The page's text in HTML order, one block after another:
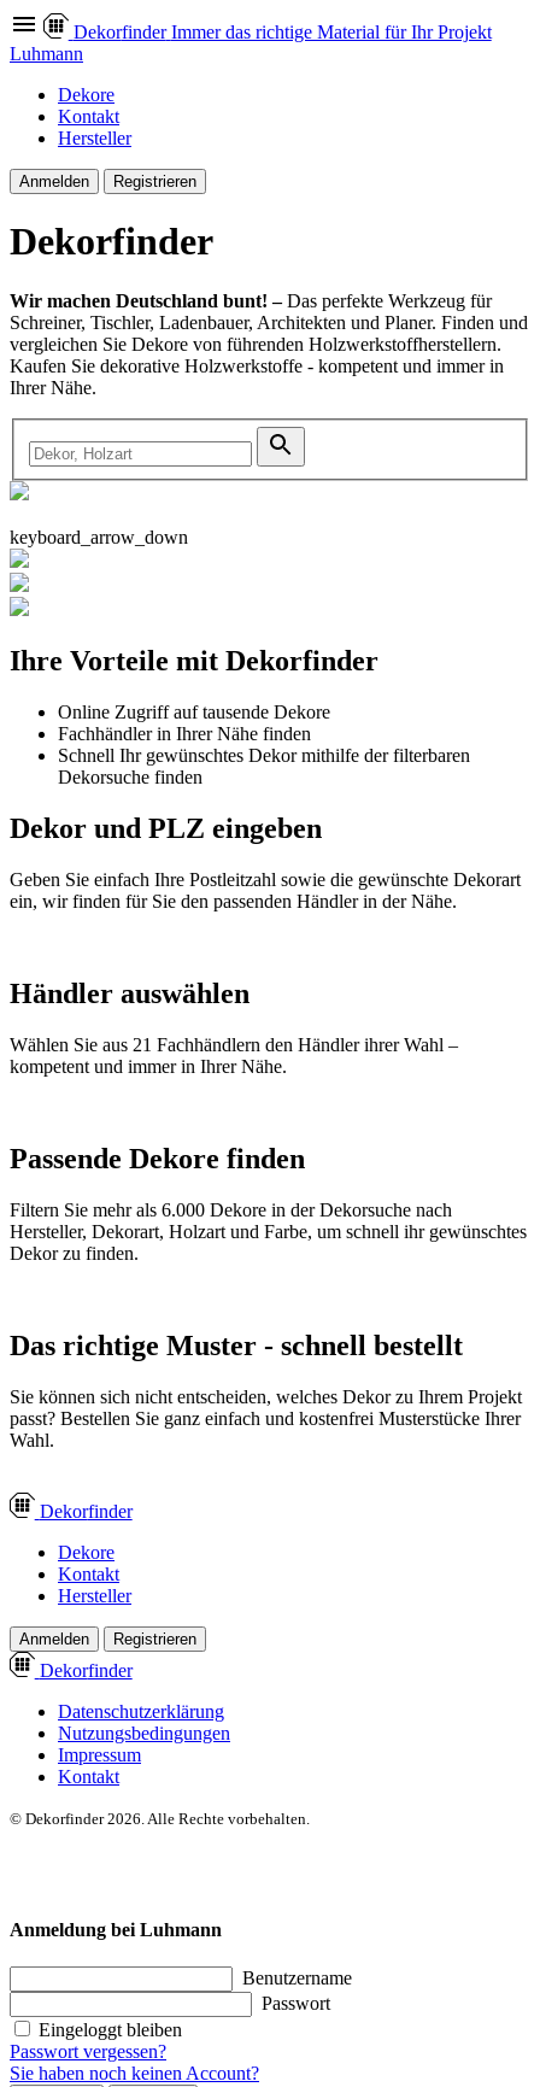
Dekorfinder Immer das richtige Material für Ihr Projekt
Luhmann
Dekore
Kontakt
Hersteller
Anmelden Registrieren
Dekorfinder
Wir machen Deutschland bunt! –Das perfekte Werkzeug für
Schreiner, Tischler, Ladenbauer, Architekten und Planer. Finden und
vergleichen Sie Dekore von führenden Holzwerkstoffherstellern.
Kaufen Sie dekorative Holzwerkstoffe - kompetent und immer in
Ihrer Nähe.
keyboard_arrow_down
Ihre Vorteile mit Dekorfinder
Online Zugriff auf tausende Dekore
Fachhändler in Ihrer Nähe finden
Schnell Ihr gewünschtes Dekor mithilfe der filterbaren
Dekorsuche finden
Dekor und PLZ eingeben
Geben Sie einfach Ihre Postleitzahl sowie die gewünschte Dekorart
ein, wir finden für Sie den passenden Händler in der Nähe.
Händler auswählen
Wählen Sie aus 21 Fachhändlern den Händler ihrer Wahl –
kompetent und immer in Ihrer Nähe.
Passende Dekore finden
Filtern Sie mehr als 6.000 Dekore in der Dekorsuche nach
Hersteller, Dekorart, Holzart und Farbe, um schnell ihr gewünschtes
Dekor zu finden.
Das richtige Muster - schnell bestellt
Sie können sich nicht entscheiden, welches Dekor zu Ihrem Projekt
passt? Bestellen Sie ganz einfach und kostenfrei Musterstücke Ihrer
Wahl.
Dekorfinder
Dekore
Kontakt
Hersteller
Anmelden Registrieren
Dekorfinder
Datenschutzerklärung
Nutzungsbedingungen
Impressum
Kontakt
© Dekorfinder 2026. Alle Rechte vorbehalten.
Anmeldung bei Luhmann
Benutzername
Passwort
Eingeloggt bleiben
Passwort vergessen?
Sie haben noch keinen Account?